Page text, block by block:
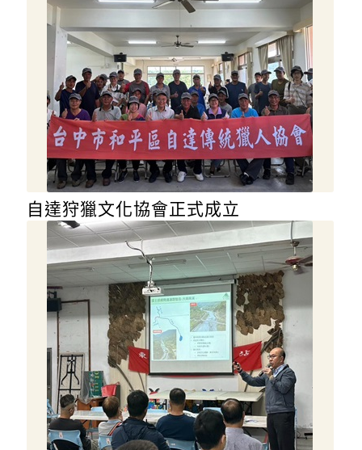
自達狩獵文化協會正式成立